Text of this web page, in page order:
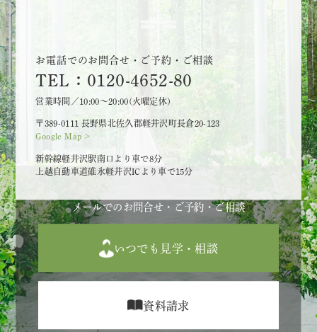
お電話でのお問合せ・ご予約・ご相談
TEL：0120-4652-80
営業時間／10:00～20:00(火曜定休)
〒389-0111 長野県北佐久郡軽井沢町長倉20-123
Google Map >
新幹線軽井沢駅南口より車で8分
上越自動車道碓氷軽井沢ICより車で15分
メールでのお問合せ・ご予約・ご相談
いつでも見学・相談
資料請求